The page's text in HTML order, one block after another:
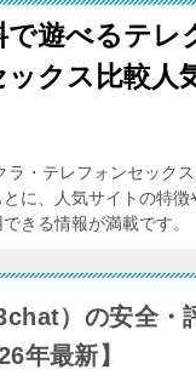
遊べるテレ
クス比較人
ラ・テレフォンセック
に、人気サイトの特徴
きる情報が満載です。
）の安全・
年最新】